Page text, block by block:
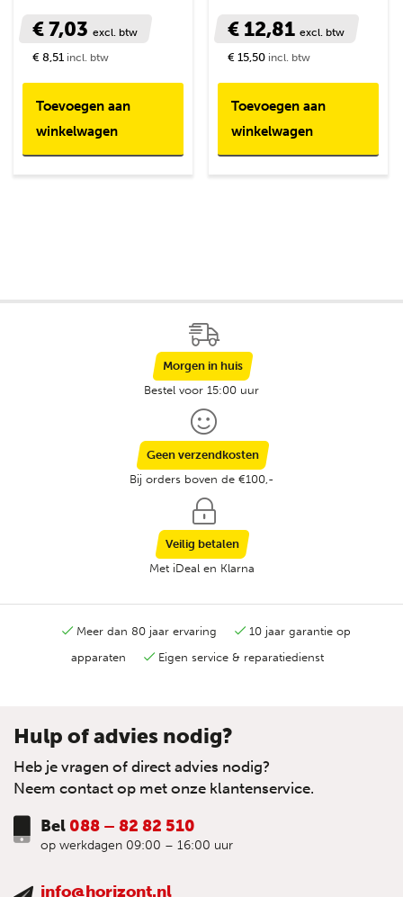
€ 7,03 excl. btw
€ 8,51 incl. btw
Toevoegen aan
winkelwagen
€ 12,81excl. btw
€ 15,50 incl. btw
Toevoegen aan
winkelwagen
Morgen in huis
Bestel voor 15:00 uur
Geen verzendkosten
Bij orders boven de €100,-
Veilig betalen
Met iDeal en Klarna
Meer dan 80 jaar ervaring
10 jaar garantie op
apparaten
Eigen service & reparatiedienst
Hulp of advies nodig?
Heb je vragen of direct advies nodig?
Neem contact op met onze klantenservice.
Bel 088 – 82 82 510
op werkdagen 09:00 – 16:00 uur
info@horizont.nl